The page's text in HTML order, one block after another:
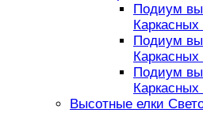
Подиум
Каркасных
Подиум
Каркасных
Подиум
Каркасных
Высотные елки